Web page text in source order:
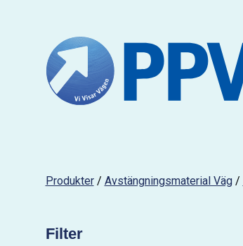
Produkter/ Avstängningsmaterial Väg/
Filter